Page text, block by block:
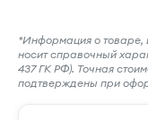
*Информация о товаре,
носит справочный
437 ГК РФ). Точная
подтверждены при